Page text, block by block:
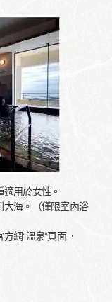
用於女性。
大海。（僅限室內浴
網“溫泉”頁面。